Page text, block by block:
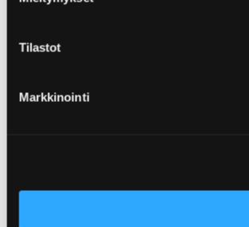
Tilastot
Markkinointi